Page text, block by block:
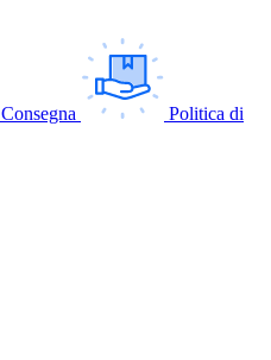
Consegna
Politica di